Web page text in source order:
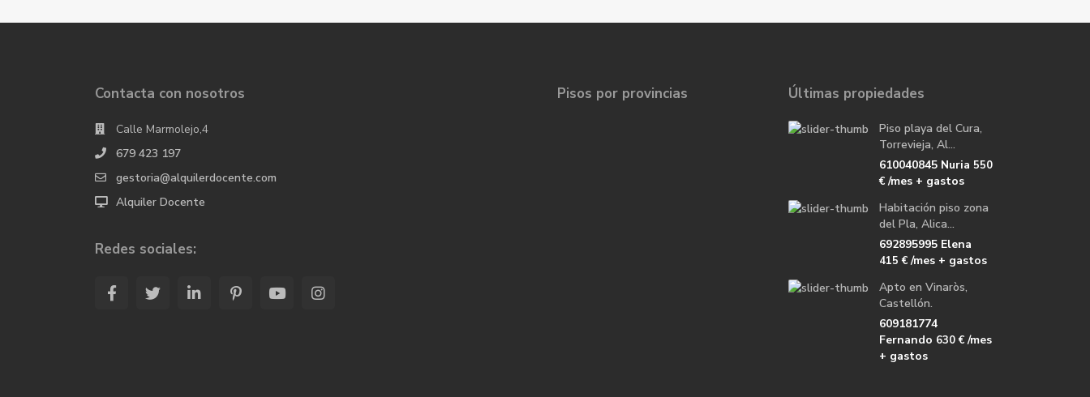
Contacta con nosotros
Calle Marmolejo,4
679 423 197
gestoria@alquilerdocente.com
Alquiler Docente
Redes sociales:
Pisos por provincias Últimas propiedades
Piso playa del Cura,
Torrevieja, Al...
610040845 Nuria 550
€/mes + gastos
Habitación piso zona
del Pla, Alica...
692895995 Elena
415 €/mes + gastos
Apto en Vinaròs,
Castellón.
609181774
Fernando 630 €/mes
+ gastos